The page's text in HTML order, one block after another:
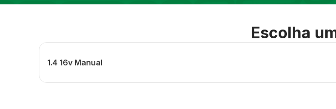
Escolha
1.4 16v Manual